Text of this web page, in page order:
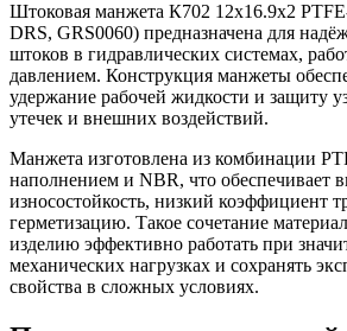
Штоковая манжета К702 12x16.9x2
DRS, GRS0060) предназначена для
штоков в гидравлических системах,
давлением. Конструкция манжеты
удержание рабочей жидкости и защиту
утечек и внешних воздействий.
Манжета изготовлена из комбинации
наполнением и NBR, что обеспечивает
износостойкость, низкий коэффициент
герметизацию. Такое сочетание
изделию эффективно работать при
механических нагрузках и сохранять
свойства в сложных условиях.